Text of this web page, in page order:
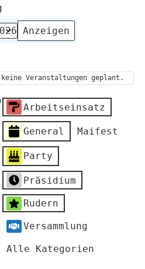
Veranstaltungen geplant.
Arbeitseinsatz
General Maifest
Party
Präsidium
Rudern
Versammlung
Alle Kategorien